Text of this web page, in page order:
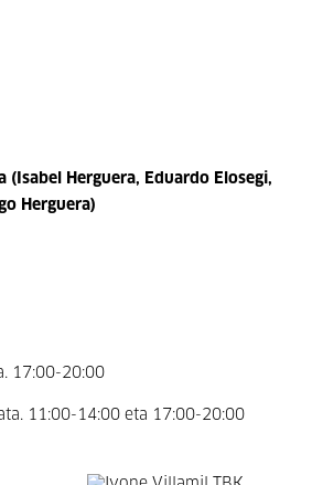
(Isabel Herguera, Eduardo Elosegi,
Herguera)
17:00-20:00
11:00-14:00 eta 17:00-20:00